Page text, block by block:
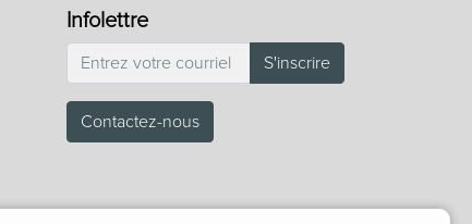
Infolettre
S'inscrire
Contactez-nous